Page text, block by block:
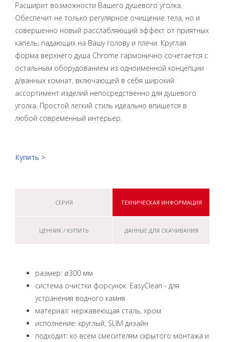
Расширит возможности Вашего душевого уголка.
Обеспечит не только регулярное очищение тела, но и
совершенно новый расслабляющий эффект от приятных
капель, падающих на Вашу голову и плечи. Круглая
форма верхнего душа Chrome гармонично сочетается с
остальным оборудованием из одноименной концепции
д/ванных комнат, включающей в себя широкий
ассортимент изделий непосредственно для душевого
уголка. Простой легкий стиль идеально впишется в
любой современный интерьер.
Купить >
СЕРИЯ ТЕХНИЧЕСКАЯ ИНФОРМАЦИЯ
ЦЕННИК / КУПИТЬ ДАННЫЕ ДЛЯ СКАЧИВАНИЯ
размер: ø300 мм
система очистки форсунок: EasyClean - для
устранения водного камня
материал: нержавеющая сталь, хром
исполнение: круглый, SLIM дизайн
подходит: ко всем смесителям скрытого монтажа и